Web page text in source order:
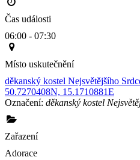
Čas události
06:00 - 07:30
Místo uskutečnění
děkanský kostel Nejsvětějšího
50.7270408N, 15.1710881E
Označení: děkanský kostel
Zařazení
Adorace